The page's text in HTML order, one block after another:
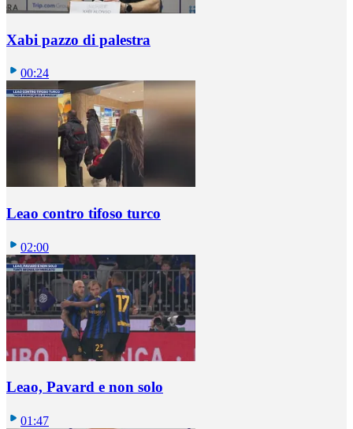
Xabi pazzo di palestra
00:24
Leao contro tifoso turco
02:00
Leao, Pavard e non solo
01:47